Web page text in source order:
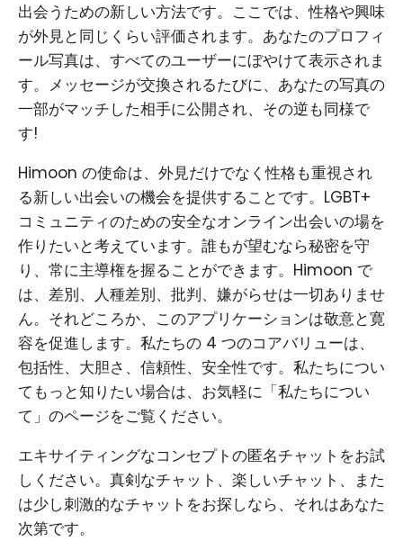
出会うための新しい方法です。ここでは、性格や興味
が外見と同じくらい評価されます。あなたのプロフィ
ール写真は、すべてのユーザーにぼやけて表示されま
す。メッセージが交換されるたびに、あなたの写真の
一部がマッチした相手に公開され、その逆も同様で
す!
Himoon の使命は、外見だけでなく性格も重視され
る新しい出会いの機会を提供することです。LGBT+
コミュニティのための安全なオンライン出会いの場を
作りたいと考えています。誰もが望むなら秘密を守
り、常に主導権を握ることができます。Himoon で
は、差別、人種差別、批判、嫌がらせは一切ありませ
ん。それどころか、このアプリケーションは敬意と寛
容を促進します。私たちの 4 つのコアバリューは、
包括性、大胆さ、信頼性、安全性です。私たちについ
てもっと知りたい場合は、お気軽に「私たちについ
て」のページをご覧ください。
エキサイティングなコンセプトの匿名チャットをお試
しください。真剣なチャット、楽しいチャット、また
は少し刺激的なチャットをお探しなら、それはあなた
次第です。